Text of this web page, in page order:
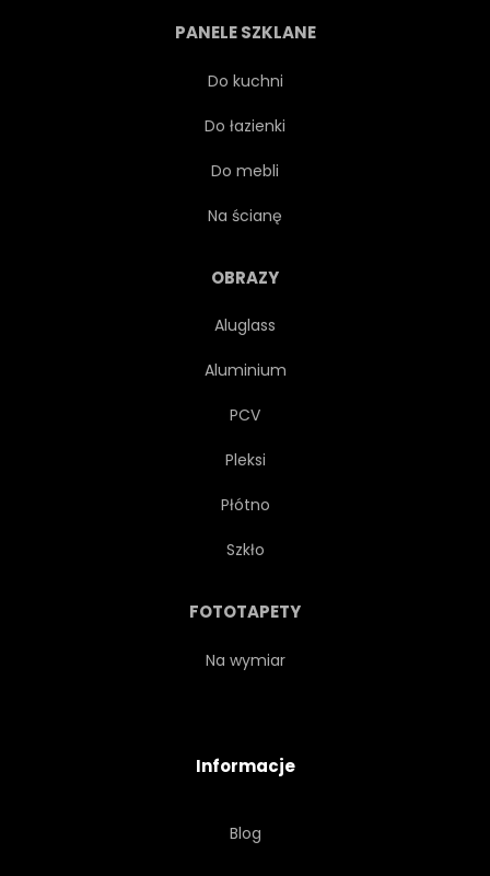
ILUSTRACJA
TEKSTURA
PAPUGA
PANELE SZKLANE
Do kuchni
Do łazienki
Do mebli
Na ścianę
OBRAZY
Aluglass
Aluminium
PCV
Pleksi
Płótno
Szkło
FOTOTAPETY
Na wymiar
Informacje
Blog